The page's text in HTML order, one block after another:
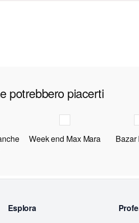
potrebbero piacerti
Week end Max Mara Bazar
Esplora